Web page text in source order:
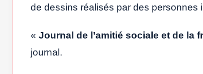
de dessins réalisés par des personnes
« Journal de l’amitié sociale et de la
journal.